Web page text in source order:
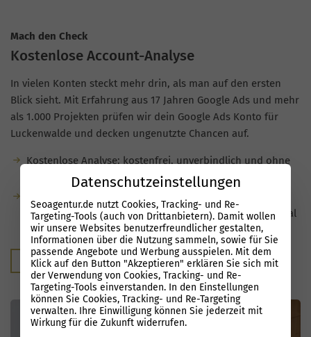
Mach den Check
Kostenlose Account-Analyse
In vielen Konten steckt mehr drin, als man auf den ersten
Blick sieht. Mit Erfahrung aus 17 Jahren Google Ads und mehr
als 1.000 Projekten prüfen wir dein Google Ads Konto für
Luckenwalde und decken ungenutzte Chancen auf.
Kostenlose Analyse: kostenfrei, unverbindlich und ohne
Verpflichtung.
Du bekommst klare Hinweise, wo
Optimierungsmöglichkeiten liegen und welches Potenzial
deine Kampagnen noch haben.
Kostenloser Audit
Datenschutzeinstellungen
Seoagentur.de nutzt Cookies, Tracking- und Re-
Targeting-Tools (auch von Drittanbietern). Damit wollen
wir unsere Websites benutzerfreundlicher gestalten,
Informationen über die Nutzung sammeln, sowie für Sie
passende Angebote und Werbung ausspielen. Mit dem
Klick auf den Button "Akzeptieren" erklären Sie sich mit
der Verwendung von Cookies, Tracking- und Re-
Targeting-Tools einverstanden. In den Einstellungen
können Sie Cookies, Tracking- und Re-Targeting
verwalten. Ihre Einwilligung können Sie jederzeit mit
Wirkung für die Zukunft widerrufen.